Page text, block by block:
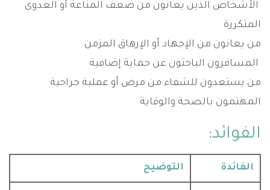
الأشخاص الذين يعانون من ضعف المناعة أو العدوى
المتكررة
من يعانون من الإجهاد أو الإرهاق المزمن
المسافرون الباحثون عن حماية إضافية
من يستعدون للشفاء من مرض أو عملية جراحية
المهتمون بالصحة والوقاية
الفوائد:
الفائدة التوضيح